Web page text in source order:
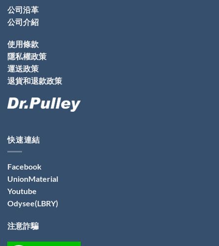
公司沿革
公司介紹
使用條款
隱私權政策
運送政策
退貨和退款政策
快速連結
Facebook
UnionMaterial
Youtube
Odysee(LBRY)
注意詐騙